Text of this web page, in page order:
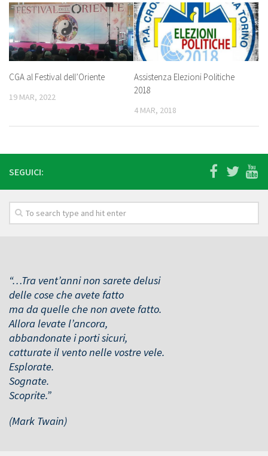
CGA al Festival dell’Oriente
19 MAR, 2022
Assistenza Elezioni Politiche
2018
4 MAR, 2018
SEGUICI:
“…Tra vent’anni non sarete delusi
delle cose che avete fatto
ma da quelle che non avete fatto.
Allora levate l’ancora,
abbandonate i porti sicuri,
catturate il vento nelle vostre vele.
Esplorate.
Sognate.
Scoprite.”
(Mark Twain)